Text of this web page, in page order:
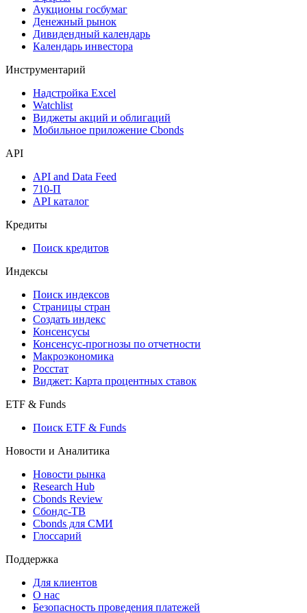
Календарь событий
Дефолты
Размещения
Оферты
Аукционы госбумаг
Денежный рынок
Календарь инвестора
Инструментарий
Надстройка Excel
Мобильное приложение Cbonds
API
API and Data Feed
API каталог
Кредиты
Поиск кредитов
Индексы
Поиск индексов
Страницы стран
Создать индекс
Консенсусы
Консенсус-прогнозы по отчетности
Макроэкономика
Виджет: Карта процентных ставок
ETF & Funds
Поиск ETF & Funds
Новости и Аналитика
Новости рынка
Research Hub
Cbonds Review
Сбондс-ТВ
Глоссарий
Поддержка